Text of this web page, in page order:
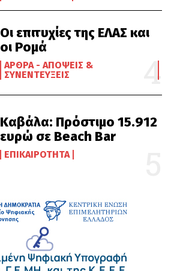
Οι επιτυχίες της ΕΛΑΣ και
οι Ρομά
ΆΡΘΡΑ - ΑΠΌΨΕΙΣ &
ΣΥΝΕΝΤΕΎΞΕΙΣ
Καβάλα: Πρόστιμο 15.912
ευρώ σε Beach Bar
ΕΠΙΚΑΙΡΌΤΗΤΑ